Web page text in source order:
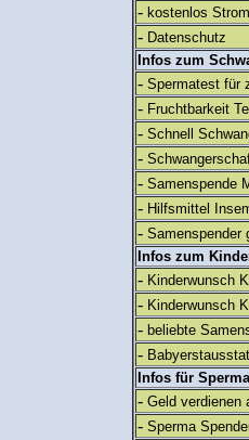
- kostenlos
- Datenschutz
Infos zum
- Spermatest für
- Fruchtbarkeit
- Schnell
-
- Samenspende
- Hilfsmittel
- Samenspender
Infos zum
- Kinderwunsch
- Kinderwunsch
- beliebte
-
Infos für
- Geld verdienen
- Sperma